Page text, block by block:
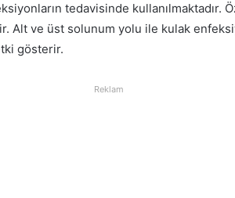
tedavisinde kullanılmaktadır.
Alt ve üst solunum yolu ile kulak
gösterir.
Reklam